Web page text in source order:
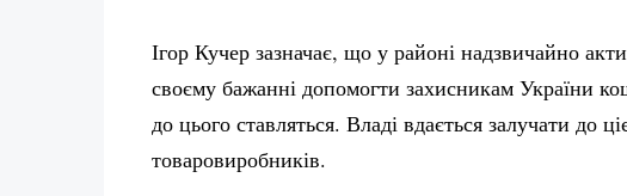
Ігор Кучер зазначає, що у районі надзвичайно
своєму бажанні допомогти захисникам України
до цього ставляться. Владі вдається залучати до
товаровиробників.